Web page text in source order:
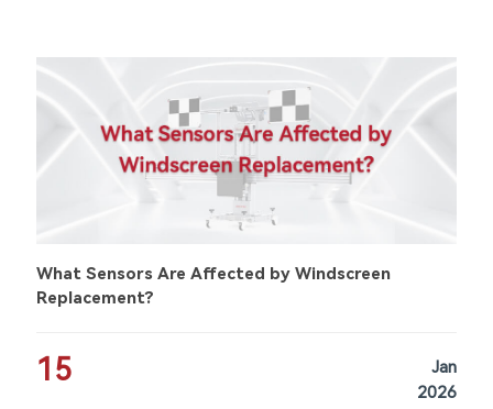
What Sensors Are Affected by Windscreen
Replacement?
15
Jan
2026